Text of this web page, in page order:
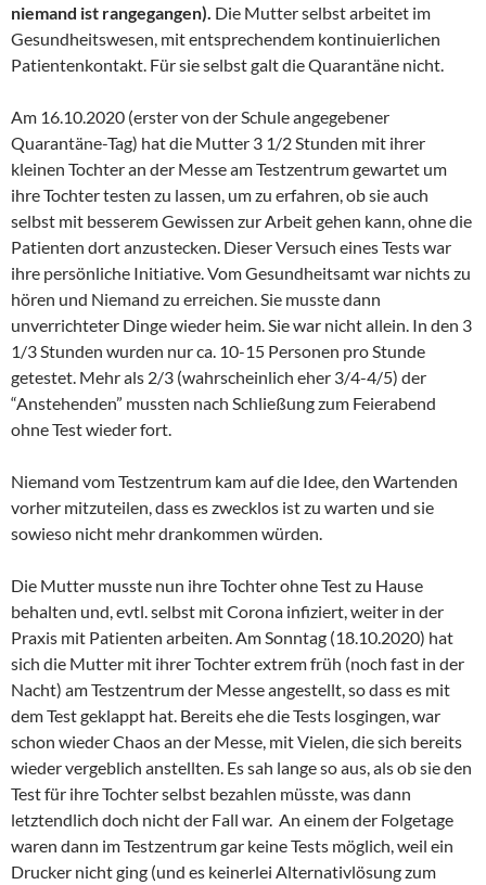
niemand ist rangegangen). Die Mutter selbst arbeitet im
Gesundheitswesen, mit entsprechendem kontinuierlichen
Patientenkontakt. Für sie selbst galt die Quarantäne nicht.
Am 16.10.2020 (erster von der Schule angegebener
Quarantäne-Tag) hat die Mutter 3 1/2 Stunden mit ihrer
kleinen Tochter an der Messe am Testzentrum gewartet um
ihre Tochter testen zu lassen, um zu erfahren, ob sie auch
selbst mit besserem Gewissen zur Arbeit gehen kann, ohne die
Patienten dort anzustecken. Dieser Versuch eines Tests war
ihre persönliche Initiative. Vom Gesundheitsamt war nichts zu
hören und Niemand zu erreichen. Sie musste dann
unverrichteter Dinge wieder heim. Sie war nicht allein. In den 3
1/3 Stunden wurden nur ca. 10-15 Personen pro Stunde
getestet. Mehr als 2/3 (wahrscheinlich eher 3/4-4/5) der
“Anstehenden” mussten nach Schließung zum Feierabend
ohne Test wieder fort.
Niemand vom Testzentrum kam auf die Idee, den Wartenden
vorher mitzuteilen, dass es zwecklos ist zu warten und sie
sowieso nicht mehr drankommen würden.
Die Mutter musste nun ihre Tochter ohne Test zu Hause
behalten und, evtl. selbst mit Corona infiziert, weiter in der
Praxis mit Patienten arbeiten. Am Sonntag (18.10.2020) hat
sich die Mutter mit ihrer Tochter extrem früh (noch fast in der
Nacht) am Testzentrum der Messe angestellt, so dass es mit
dem Test geklappt hat. Bereits ehe die Tests losgingen, war
schon wieder Chaos an der Messe, mit Vielen, die sich bereits
wieder vergeblich anstellten. Es sah lange so aus, als ob sie den
Test für ihre Tochter selbst bezahlen müsste, was dann
letztendlich doch nicht der Fall war. An einem der Folgetage
waren dann im Testzentrum gar keine Tests möglich, weil ein
Drucker nicht ging (und es keinerlei Alternativlösung zum